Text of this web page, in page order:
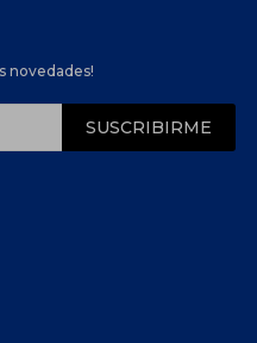
novedades!
SUSCRIBIRME